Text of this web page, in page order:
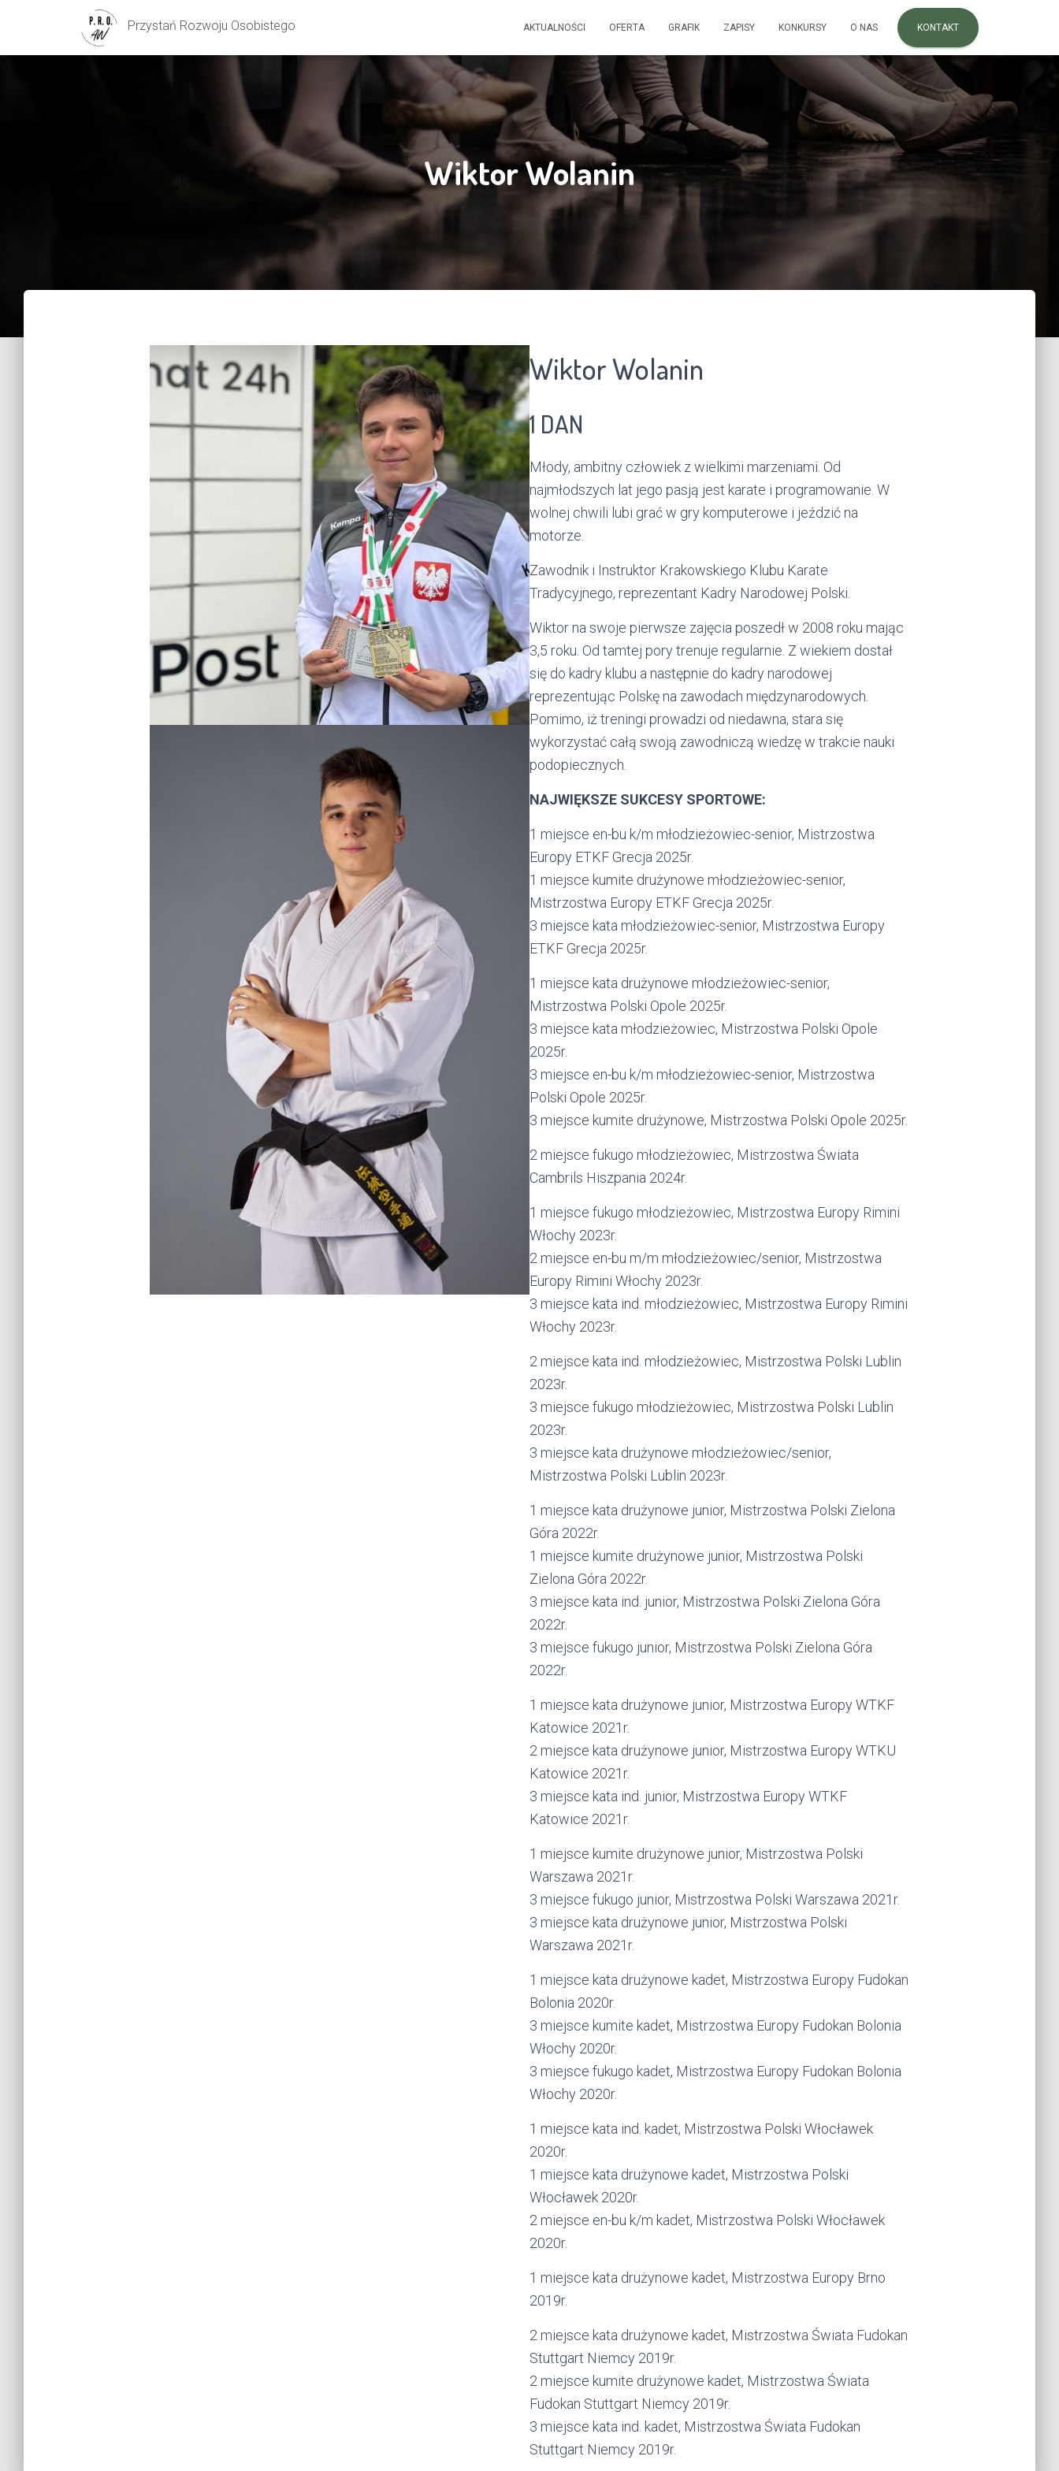
Przystań Rozwoju Osobistego AKTUALNOŚCI OFERTA GRAFIK ZAPISY KONKURSY O NAS KONTAKT
Wiktor Wolanin
Wiktor Wolanin
1 DAN
Młody, ambitny człowiek z wielkimi marzeniami. Od
najmłodszych lat jego pasją jest karate i programowanie. W
wolnej chwili lubi grać w gry komputerowe i jeździć na
motorze.
Zawodnik i Instruktor Krakowskiego Klubu Karate
Tradycyjnego, reprezentant Kadry Narodowej Polski.
Wiktor na swoje pierwsze zajęcia poszedł w 2008 roku mając
3,5 roku. Od tamtej pory trenuje regularnie. Z wiekiem dostał
się do kadry klubu a następnie do kadry narodowej
reprezentując Polskę na zawodach międzynarodowych.
Pomimo, iż treningi prowadzi od niedawna, stara się
wykorzystać całą swoją zawodniczą wiedzę w trakcie nauki
podopiecznych.
NAJWIĘKSZE SUKCESY SPORTOWE:
1 miejsce en-bu k/m młodzieżowiec-senior, Mistrzostwa
Europy ETKF Grecja 2025r.
1 miejsce kumite drużynowe młodzieżowiec-senior,
Mistrzostwa Europy ETKF Grecja 2025r.
3 miejsce kata młodzieżowiec-senior, Mistrzostwa Europy
ETKF Grecja 2025r.
1 miejsce kata drużynowe młodzieżowiec-senior,
Mistrzostwa Polski Opole 2025r.
3 miejsce kata młodzieżowiec, Mistrzostwa Polski Opole
2025r.
3 miejsce en-bu k/m młodzieżowiec-senior, Mistrzostwa
Polski Opole 2025r.
3 miejsce kumite drużynowe, Mistrzostwa Polski Opole 2025r.
2 miejsce fukugo młodzieżowiec, Mistrzostwa Świata
Cambrils Hiszpania 2024r.
1 miejsce fukugo młodzieżowiec, Mistrzostwa Europy Rimini
Włochy 2023r.
2 miejsce en-bu m/m młodzieżowiec/senior, Mistrzostwa
Europy Rimini Włochy 2023r.
3 miejsce kata ind. młodzieżowiec, Mistrzostwa Europy Rimini
Włochy 2023r.
2 miejsce kata ind. młodzieżowiec, Mistrzostwa Polski Lublin
2023r.
3 miejsce fukugo młodzieżowiec, Mistrzostwa Polski Lublin
2023r.
3 miejsce kata drużynowe młodzieżowiec/senior,
Mistrzostwa Polski Lublin 2023r.
1 miejsce kata drużynowe junior, Mistrzostwa Polski Zielona
Góra 2022r.
1 miejsce kumite drużynowe junior, Mistrzostwa Polski
Zielona Góra 2022r.
3 miejsce kata ind. junior, Mistrzostwa Polski Zielona Góra
2022r.
3 miejsce fukugo junior, Mistrzostwa Polski Zielona Góra
2022r.
1 miejsce kata drużynowe junior, Mistrzostwa Europy WTKF
Katowice 2021r.
2 miejsce kata drużynowe junior, Mistrzostwa Europy WTKU
Katowice 2021r.
3 miejsce kata ind. junior, Mistrzostwa Europy WTKF
Katowice 2021r.
1 miejsce kumite drużynowe junior, Mistrzostwa Polski
Warszawa 2021r.
3 miejsce fukugo junior, Mistrzostwa Polski Warszawa 2021r.
3 miejsce kata drużynowe junior, Mistrzostwa Polski
Warszawa 2021r.
1 miejsce kata drużynowe kadet, Mistrzostwa Europy Fudokan
Bolonia 2020r.
3 miejsce kumite kadet, Mistrzostwa Europy Fudokan Bolonia
Włochy 2020r.
3 miejsce fukugo kadet, Mistrzostwa Europy Fudokan Bolonia
Włochy 2020r.
1 miejsce kata ind. kadet, Mistrzostwa Polski Włocławek
2020r.
1 miejsce kata drużynowe kadet, Mistrzostwa Polski
Włocławek 2020r.
2 miejsce en-bu k/m kadet, Mistrzostwa Polski Włocławek
2020r.
1 miejsce kata drużynowe kadet, Mistrzostwa Europy Brno
2019r.
2 miejsce kata drużynowe kadet, Mistrzostwa Świata Fudokan
Stuttgart Niemcy 2019r.
2 miejsce kumite drużynowe kadet, Mistrzostwa Świata
Fudokan Stuttgart Niemcy 2019r.
3 miejsce kata ind. kadet, Mistrzostwa Świata Fudokan
Stuttgart Niemcy 2019r.